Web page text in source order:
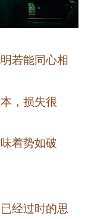
若能同心相
，损失很
着势如破
经过时的思